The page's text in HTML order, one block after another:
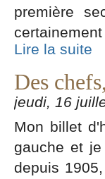
première
Lire la suite
Des
jeudi, 16
Mon billet
gauche et
depuis